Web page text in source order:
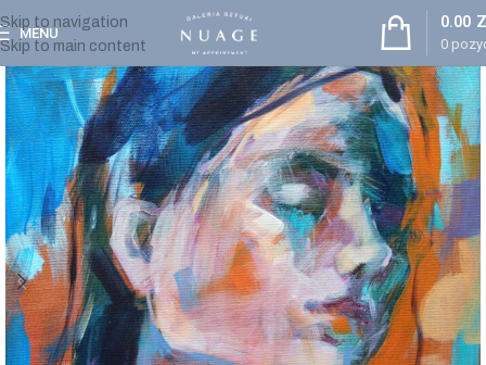
Skip to navigation
Skip to main content
MENU
0
0.00